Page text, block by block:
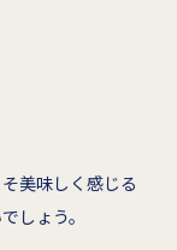
美味しく感じる
しょう。